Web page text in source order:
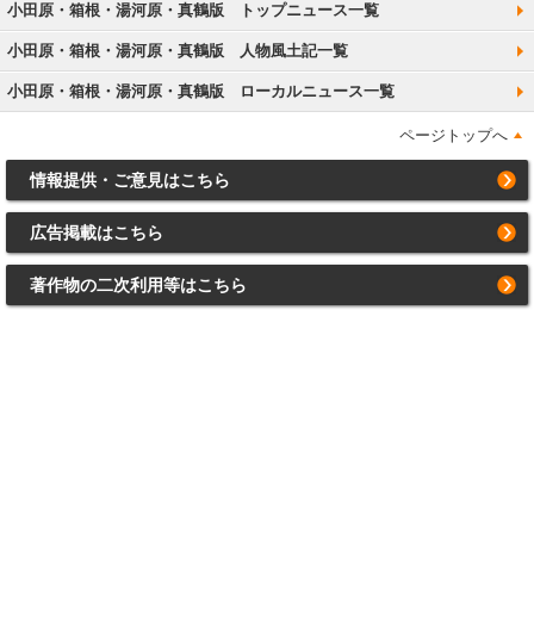
小田原・箱根・湯河原・真鶴版 トップニュース一覧
小田原・箱根・湯河原・真鶴版 人物風土記一覧
小田原・箱根・湯河原・真鶴版 ローカルニュース一覧
ページトップへ
情報提供・ご意見はこちら
広告掲載はこちら
著作物の二次利用等はこちら